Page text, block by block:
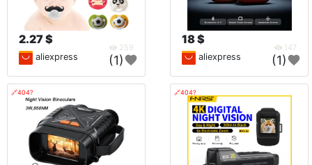
2.27 $
259
aliexpress (1)
18 $
147
aliexpress (1)
🔗404? 🔗404?